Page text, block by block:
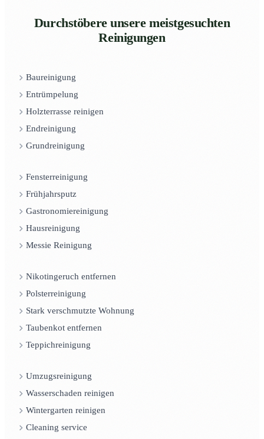
Durchstöbere unsere meistgesuchten
Reinigungen
Baureinigung
Entrümpelung
Holzterrasse reinigen
Endreinigung
Grundreinigung
Fensterreinigung
Frühjahrsputz
Gastronomiereinigung
Hausreinigung
Messie Reinigung
Nikotingeruch entfernen
Polsterreinigung
Stark verschmutzte Wohnung
Taubenkot entfernen
Teppichreinigung
Umzugsreinigung
Wasserschaden reinigen
Wintergarten reinigen
Cleaning service